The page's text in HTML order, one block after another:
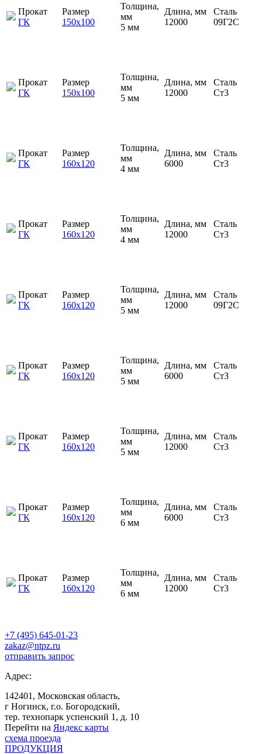
Прокат
ГК
Размер
150х100
Толщина,
мм
5 мм
Длина, мм
12000
Сталь
09Г2С
Прокат
ГК
Размер
150х100
Толщина,
мм
5 мм
Длина, мм
12000
Сталь
Ст3
Прокат
ГК
Размер
160х120
Толщина,
мм
4 мм
Длина, мм
6000
Сталь
Ст3
Прокат
ГК
Размер
160х120
Толщина,
мм
4 мм
Длина, мм
12000
Сталь
Ст3
Прокат
ГК
Размер
160х120
Толщина,
мм
5 мм
Длина, мм
12000
Сталь
09Г2С
Прокат
ГК
Размер
160х120
Толщина,
мм
5 мм
Длина, мм
6000
Сталь
Ст3
Прокат
ГК
Размер
160х120
Толщина,
мм
5 мм
Длина, мм
12000
Сталь
Ст3
Прокат
ГК
Размер
160х120
Толщина,
мм
6 мм
Длина, мм
6000
Сталь
Ст3
Прокат
ГК
Размер
160х120
Толщина,
мм
6 мм
Длина, мм
12000
Сталь
Ст3
+7 (495) 645-01-23
zakaz@ntpz.ru
отправить запрос
Адрес:
142401, Московская область,
г Ногинск, г.о. Богородский,
тер. технопарк успенский 1, д. 10
Перейти на Яндекс карты
схема проезда
ПРОДУКЦИЯ